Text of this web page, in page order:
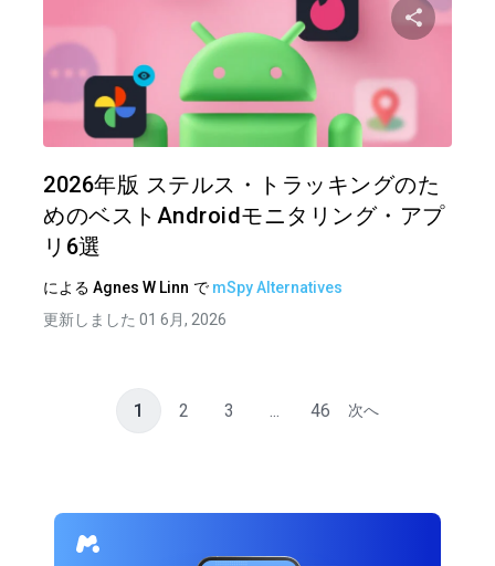
2026年版 ステルス・トラッキングのた
めのベストAndroidモニタリング・アプ
リ6選
による Agnes W Linn で mSpy Alternatives
更新しました 01 6月, 2026
1 2 3 ... 46 次へ